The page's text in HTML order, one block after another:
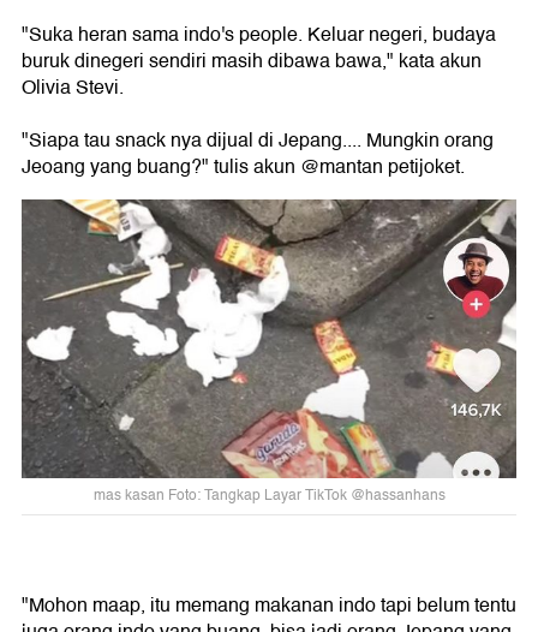
"Suka heran sama indo's people. Keluar negeri, budaya
buruk dinegeri sendiri masih dibawa bawa," kata akun
Olivia Stevi.
"Siapa tau snack nya dijual di Jepang.... Mungkin orang
Jeoang yang buang?" tulis akun @mantan petijoket.
mas kasan Foto: Tangkap Layar TikTok @hassanhans
"Mohon maap, itu memang makanan indo tapi belum tentu